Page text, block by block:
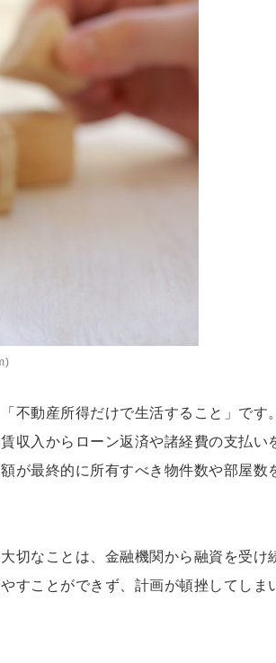
不動産所得だけで生活すること」です
収入からローン返済や諸経費の支払い
が最終的に所有すべき物件数や部屋数
切なことは、金融機関から融資を受け
すことができず、計画が頓挫してしま